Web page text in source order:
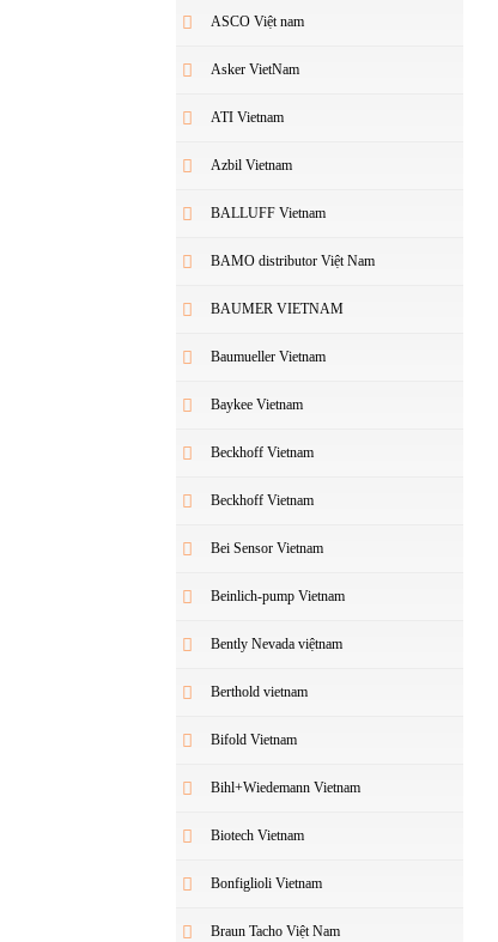
ASCO Việt nam
Asker VietNam
ATI Vietnam
Azbil Vietnam
BALLUFF Vietnam
BAMO distributor Việt Nam
BAUMER VIETNAM
Baumueller Vietnam
Baykee Vietnam
Beckhoff Vietnam
Beckhoff Vietnam
Bei Sensor Vietnam
Beinlich-pump Vietnam
Bently Nevada việtnam
Berthold vietnam
Bifold Vietnam
Bihl+Wiedemann Vietnam
Biotech Vietnam
Bonfiglioli Vietnam
Braun Tacho Việt Nam